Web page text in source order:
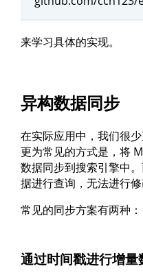
来学习具体的实现。
异构数据同步
在实际应用中，我们很
更为常见的方式是，将
数据同步到搜索引擎中
据进行查询，无法进行修
常见的同步方案有两种：
通过时间戳进行增量